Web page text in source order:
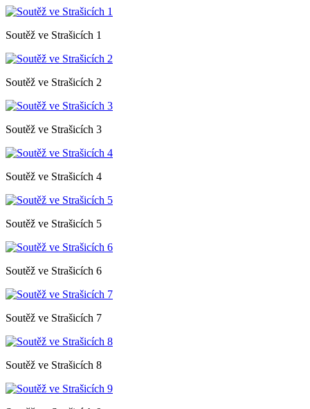
Soutěž ve Strašicích 1
Soutěž ve Strašicích 2
Soutěž ve Strašicích 3
Soutěž ve Strašicích 4
Soutěž ve Strašicích 5
Soutěž ve Strašicích 6
Soutěž ve Strašicích 7
Soutěž ve Strašicích 8